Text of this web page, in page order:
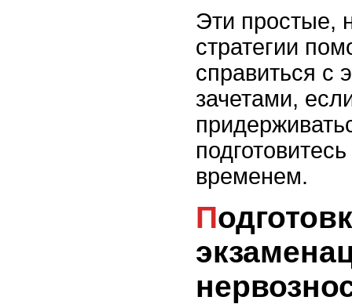
Эти простые,
стратегии
справиться с
зачетами,
временем.
Подготовка к